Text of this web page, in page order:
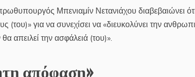
Μπενιαμίν Νετανιάχου διαβεβαιώνει ότι
(του)» για να συνεχίσει να «διευκολύνει την
απειλεί την ασφάλειά (του)».
απόφαση»